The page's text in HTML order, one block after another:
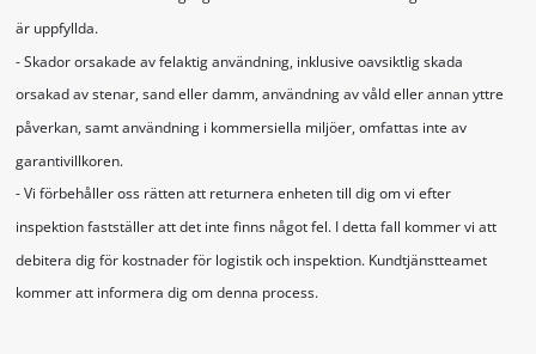
är uppfyllda.
- Skador orsakade av felaktig användning, inklusive oavsiktlig skada
orsakad av stenar, sand eller damm, användning av våld eller annan yttre
påverkan, samt användning i kommersiella miljöer, omfattas inte av
garantivillkoren.
- Vi förbehåller oss rätten att returnera enheten till dig om vi efter
inspektion fastställer att det inte finns något fel. I detta fall kommer vi att
debitera dig för kostnader för logistik och inspektion. Kundtjänstteamet
kommer att informera dig om denna process.